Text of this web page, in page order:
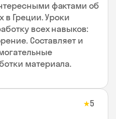
фактами об
в Греции. Уроки
всех навыков:
Составляет и
материала.
★5